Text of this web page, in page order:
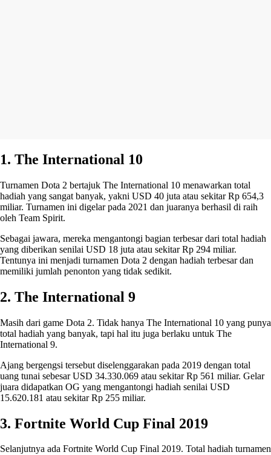
1. The International 10
Turnamen Dota 2 bertajuk The International 10 menawarkan total
hadiah yang sangat banyak, yakni USD 40 juta atau sekitar Rp 654,3
miliar. Turnamen ini digelar pada 2021 dan juaranya berhasil di raih
oleh Team Spirit.
Sebagai jawara, mereka mengantongi bagian terbesar dari total hadiah
yang diberikan senilai USD 18 juta atau sekitar Rp 294 miliar.
Tentunya ini menjadi turnamen Dota 2 dengan hadiah terbesar dan
memiliki jumlah penonton yang tidak sedikit.
2. The International 9
Masih dari game Dota 2. Tidak hanya The International 10 yang punya
total hadiah yang banyak, tapi hal itu juga berlaku untuk The
International 9.
Ajang bergengsi tersebut diselenggarakan pada 2019 dengan total
uang tunai sebesar USD 34.330.069 atau sekitar Rp 561 miliar. Gelar
juara didapatkan OG yang mengantongi hadiah senilai USD
15.620.181 atau sekitar Rp 255 miliar.
3. Fortnite World Cup Final 2019
Selanjutnya ada Fortnite World Cup Final 2019. Total hadiah turnamen